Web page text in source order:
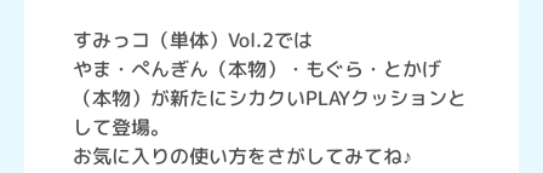
すみっコ（単体）Vol.2では
やま・ぺんぎん（本物）・もぐら・とかげ
（本物）が新たにシカクいPLAYクッションと
して登場。
お気に入りの使い方をさがしてみてね♪